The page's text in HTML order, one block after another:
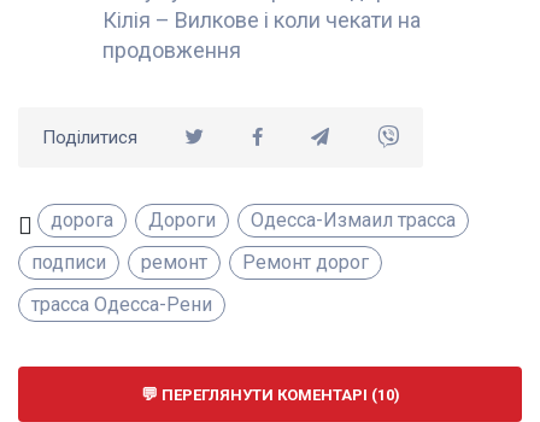
Кілія – Вилкове і коли чекати на
продовження
Поділитися
дорога Дороги
Одесса-Измаил трасса
подписи
ремонт
Ремонт дорог
трасса Одесса-Рени
ПЕРЕГЛЯНУТИ КОМЕНТАРІ (10)